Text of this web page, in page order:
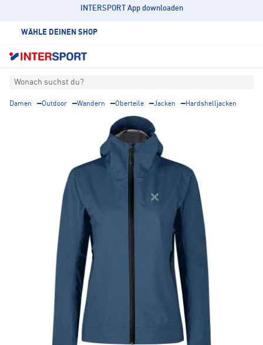
INTERSPORT App downloaden
WÄHLE DEINEN SHOP
Wonach suchst du?
Damen Outdoor Wandern Oberteile Jacken Hardshelljacken